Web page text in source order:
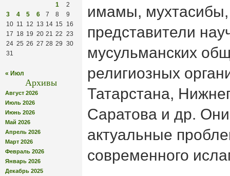
1
2
3
4 5 6 7 8
9
10 11 12 13 14 15
16
17 18 19 20 21 22 23
24 25 26 27 28 29 30
31
« Июл
Архивы
Август 2026
Июль 2026
Июнь 2026
Май 2026
Апрель 2026
Март 2026
Февраль 2026
Январь 2026
Декабрь 2025
имамы, мухтасибы,
представители
мусульманских
религиозных
Татарстана,
Саратова и др.
актуальные
современного